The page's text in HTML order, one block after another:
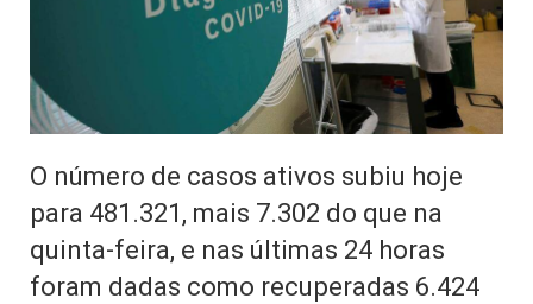
O número de casos ativos subiu hoje
para 481.321, mais 7.302 do que na
quinta-feira, e nas últimas 24 horas
foram dadas como recuperadas 6.424